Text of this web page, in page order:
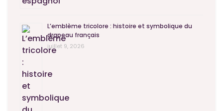
L’emblème tricolore : histoire et symbolique du
drapeau français
juillet 9, 2026